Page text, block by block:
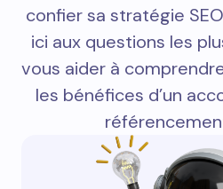
confier sa stratégie
ici aux questions les
vous aider à
les bénéfices d’un